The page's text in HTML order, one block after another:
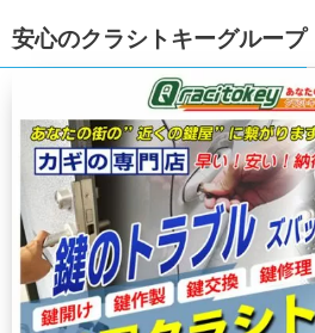
安心のクラシトキーグループ